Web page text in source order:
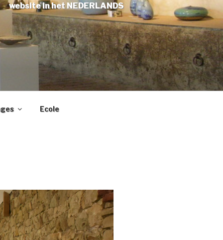
website in het NEDERLANDS
Ecole